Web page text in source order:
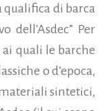
di barca
dell'Asdec” Per
quali le barche
o d’epoca,
sintetici,